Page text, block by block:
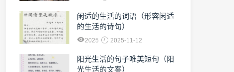
闲适的生活的词语（形容闲适
的生活的诗句）
2025 2025-11-12
阳光生活的句子唯美短句（阳
光生活的文案）